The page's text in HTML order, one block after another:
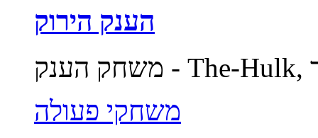
הענק הירוק
משחקי פעולה